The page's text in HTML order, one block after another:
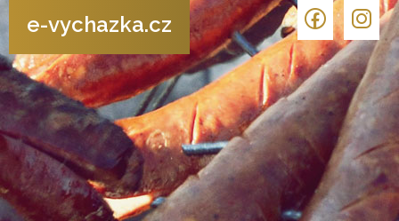
e-vychazka.cz